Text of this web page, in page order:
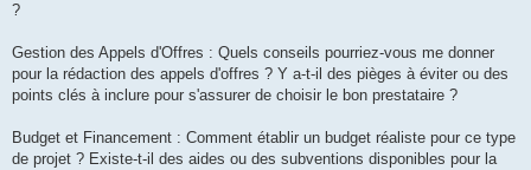
?
Gestion des Appels d'Offres : Quels conseils pourriez-vous me donner
pour la rédaction des appels d'offres ? Y a-t-il des pièges à éviter ou des
points clés à inclure pour s'assurer de choisir le bon prestataire ?
Budget et Financement : Comment établir un budget réaliste pour ce type
de projet ? Existe-t-il des aides ou des subventions disponibles pour la